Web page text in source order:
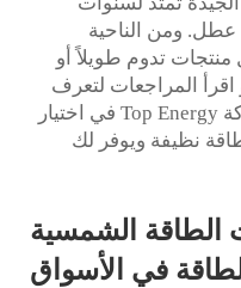
عطل. ومن الناحية
منتجات تدوم طويلاً أو
اقرأ المراجعات لتعرف
الخيار الأنسب لك. وتساعدك شركة Top Energy في اختيار
نظيفة ويوفر لك
الطاقة الشمسية
في الأسواق